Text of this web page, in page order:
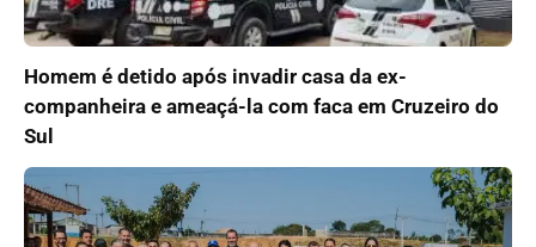
Homem é detido após invadir casa da ex-
companheira e ameaçá-la com faca em Cruzeiro do
Sul